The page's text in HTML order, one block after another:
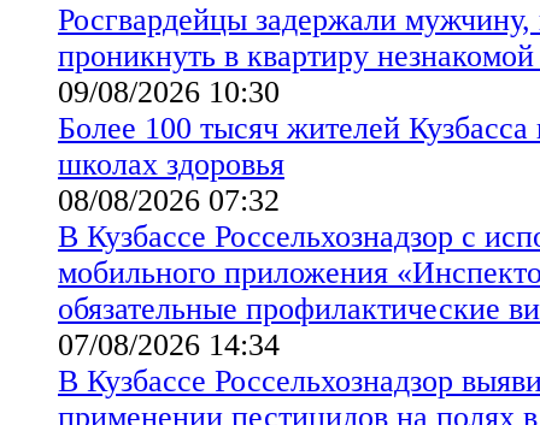
Росгвардейцы задержали
проникнуть в квартиру
09/08/2026 10:30
Более 100 тысяч жителей
школах здоровья
08/08/2026 07:32
В Кузбассе Россельхознадзор с
мобильного приложения
обязательные профилактические
07/08/2026 14:34
В Кузбассе Россельхознадзор
применении пестицидов на полях